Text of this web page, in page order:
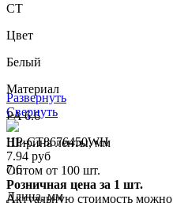
CT
Цвет
Белый
Материал
PA 6.6
Ширина ленты, мм
7.6
Длина, мм
Развернуть
Свернуть
НР-СТ8676450WH
7.94 руб
Оптом от 100 шт.
Розничная цена за 1 шт.
Актуальную стоимость можно